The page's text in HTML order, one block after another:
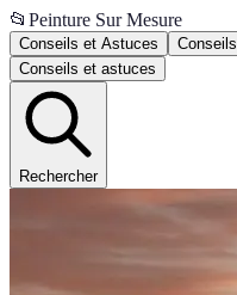
📂 Peinture Sur Mesure
Conseils et Astuces Conseils
Conseils et astuces
Rechercher